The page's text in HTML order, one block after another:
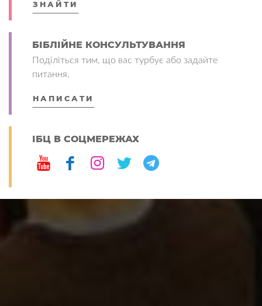
ЗНАЙТИ
БІБЛІЙНЕ КОНСУЛЬТУВАННЯ
Поділіться тим, що вас турбує або задайте
питання.
НАПИСАТИ
ІБЦ В СОЦМЕРЕЖАХ